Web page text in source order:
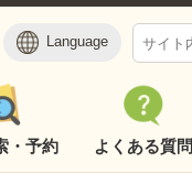
Language
・予約 よくある質問